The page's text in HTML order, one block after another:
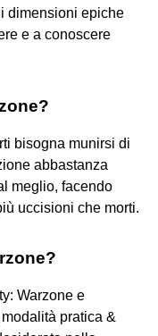
dimensioni epiche
e a conoscere
bisogna munirsi di
abbastanza
meglio, facendo
uccisioni che morti.
Warzone e
pratica &